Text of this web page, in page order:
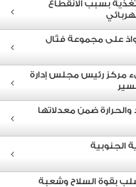
بسبب الانقطاع
مركز رئيس مجلس إدارة
ضمن معدلاتها
الجنوبية
بقوة السلاح وشعبة